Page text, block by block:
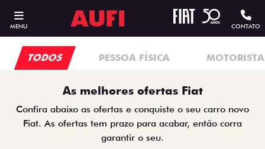
MENU CONTATO
TODOS PESSOA FÍSICA
As melhores ofertas Fiat
Confira abaixo as ofertas e conquiste o seu carro novo
Fiat. As ofertas tem prazo para acabar, então corra
garantir o seu.